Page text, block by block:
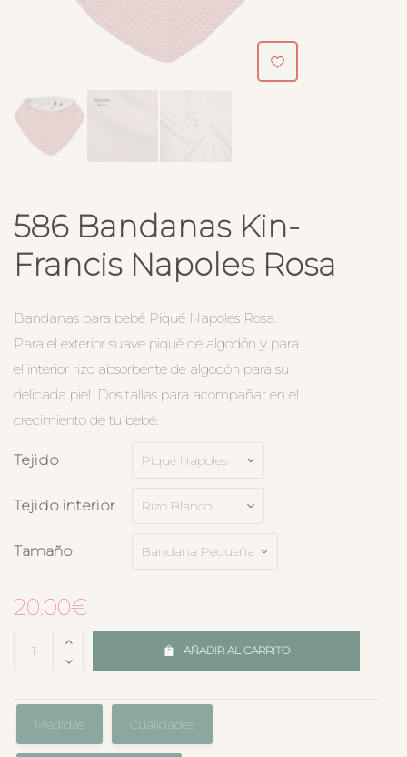
586 Bandanas Kin-
Francis Napoles Rosa
Bandanas para bebé Piqué Napoles Rosa.
Para el exterior suave piqué de algodón y para
el interior rizo absorbente de algodón para su
delicada piel. Dos tallas para acompañar en el
crecimiento de tu bebé.
Tejido
Tejido interior
Tamaño
20.00€
AÑADIR AL CARRITO
Medidas Cualidades